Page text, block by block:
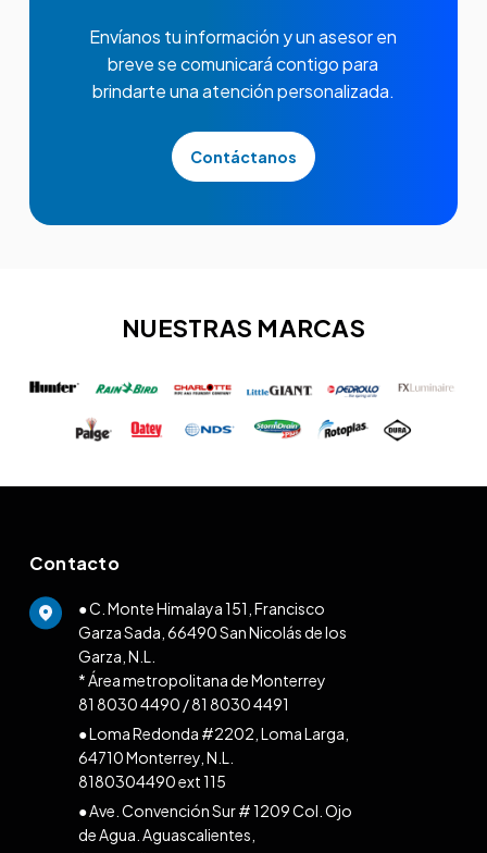
Envíanos tu información y un asesor en
breve se comunicará contigo para
brindarte una atención personalizada.
Contáctanos
NUESTRAS MARCAS
Contacto
● C. Monte Himalaya 151, Francisco
Garza Sada, 66490 San Nicolás de los
Garza, N.L.
* Área metropolitana de Monterrey
81 8030 4490 /81 8030 4491
● Loma Redonda #2202, Loma Larga,
64710 Monterrey, N.L.
8180304490 ext 115
● Ave. Convención Sur # 1209 Col. Ojo
de Agua. Aguascalientes,